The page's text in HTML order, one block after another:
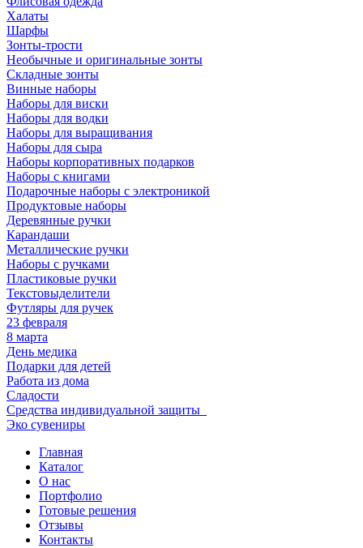
Халаты
Шарфы
Зонты-трости
Необычные и оригинальные зонты
Складные зонты
Винные наборы
Наборы для виски
Наборы для водки
Наборы для выращивания
Наборы для сыра
Наборы корпоративных подарков
Наборы с книгами
Подарочные наборы с электроникой
Продуктовые наборы
Деревянные ручки
Карандаши
Металлические ручки
Наборы с ручками
Пластиковые ручки
Текстовыделители
Футляры для ручек
23 февраля
8 марта
День медика
Подарки для детей
Работа из дома
Сладости
Средства индивидуальной защиты_
Эко сувениры
Главная
Каталог
О нас
Портфолио
Готовые решения
Отзывы
Контакты